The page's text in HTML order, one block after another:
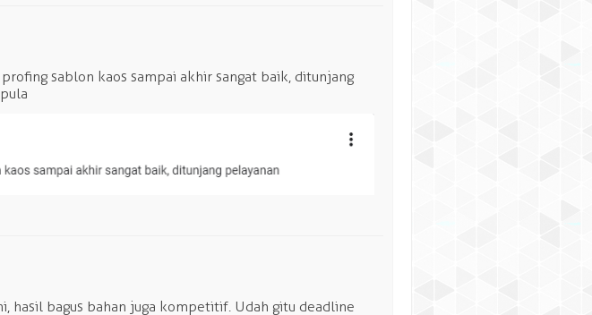
sablon kaos sampai akhir sangat baik, ditunjang
hasil bagus bahan juga kompetitif. Udah gitu deadline